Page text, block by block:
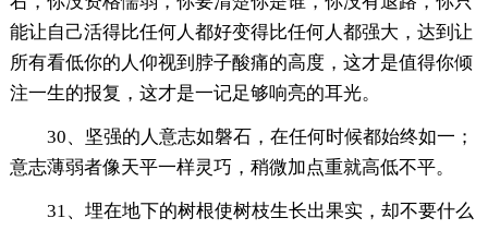
能让自己活得比任何人都好变得比任何人都强大，达到让
所有看低你的人仰视到脖子酸痛的高度，这才是值得你倾
注一生的报复，这才是一记足够响亮的耳光。
30、坚强的人意志如磐石，在任何时候都始终如一；
意志薄弱者像天平一样灵巧，稍微加点重就高低不平。
31、埋在地下的树根使树枝生长出果实，却不要什么